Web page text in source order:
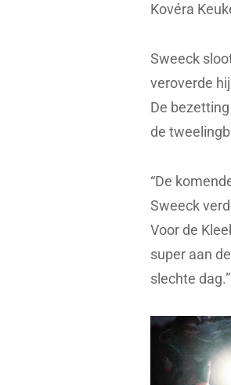
Kovéra
Sweeck
veroverde
De
de
“De
Sweeck
Voor de
super aan
slechte dag.”